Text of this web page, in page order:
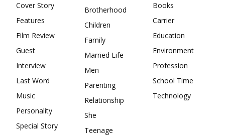
Cover Story
Features
Film Review
Guest
Interview
Last Word
Music
Personality
Special Story
Brotherhood
Children
Family
Married Life
Men
Parenting
Relationship
She
Teenage
Books
Carrier
Education
Environment
Profession
School Time
Technology